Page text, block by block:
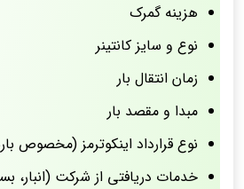
هزینه گمرک
نوع و سایز کانتینر
زمان انتقال بار
مبدا و مقصد بار
نوع قرارداد اینکوترمز (مخصوص
خدمات دریافتی از شرکت (انبار،